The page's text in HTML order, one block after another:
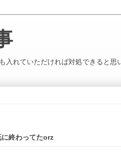
入れていただければ対処できると思
終わってたorz